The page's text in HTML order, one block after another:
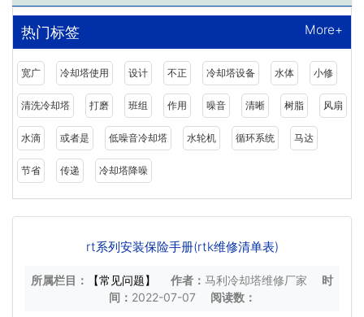
热门标签 More+
宽广 冷却塔使用 设计 不正 冷却塔设备 水体 小修
清洗冷却塔 打磨 班组 作用 噪音 清晰 树脂 风扇
水滴 或者是 低噪音冷却塔 水轮机 循环系统 马达
节省 传递 冷却塔降噪
rt系列安装保险手册(rtk维修清单表)
所属栏目： 【常见问题】 作者： 马利冷却塔维修厂家
时
间： 2022-07-07 阅读数：